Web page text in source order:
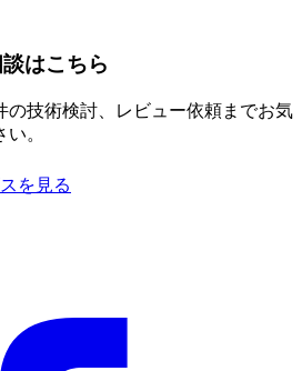
はこちら
の技術検討、レビュー依頼までお気
。
を見る